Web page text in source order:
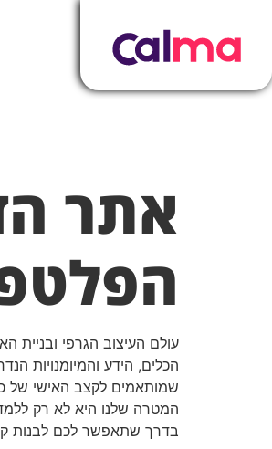
אתר
עולם העיצוב הגרפי
הכלים, הידע והמיומנויות
שמותאמים לקצב האישי של
המטרה שלנו היא לא רק
בדרך שתאפשר לכם לבנות